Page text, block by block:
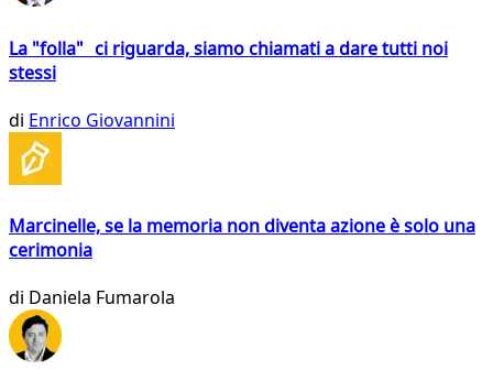
La "folla" ci riguarda, siamo chiamati a dare tutti noi
stessi
di Enrico Giovannini
Marcinelle, se la memoria non diventa azione è solo una
cerimonia
di Daniela Fumarola